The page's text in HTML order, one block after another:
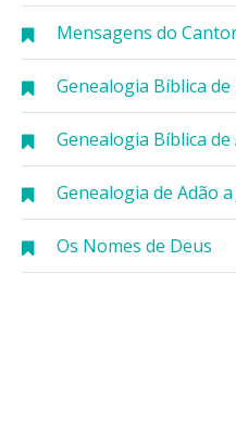
Mensagens do
Genealogia Bíblica
Genealogia Bíblica de
Genealogia de Adão a
Os Nomes de Deus